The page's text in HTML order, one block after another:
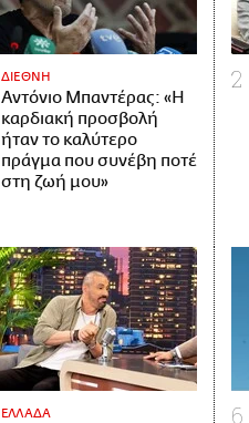
ΔΙΕΘΝΗ
Αντόνιο Μπαντέρας: «Η
καρδιακή προσβολή
ήταν το καλύτερο
πράγμα που συνέβη ποτέ
στη ζωή μου»
ΕΛΛΑΔΑ